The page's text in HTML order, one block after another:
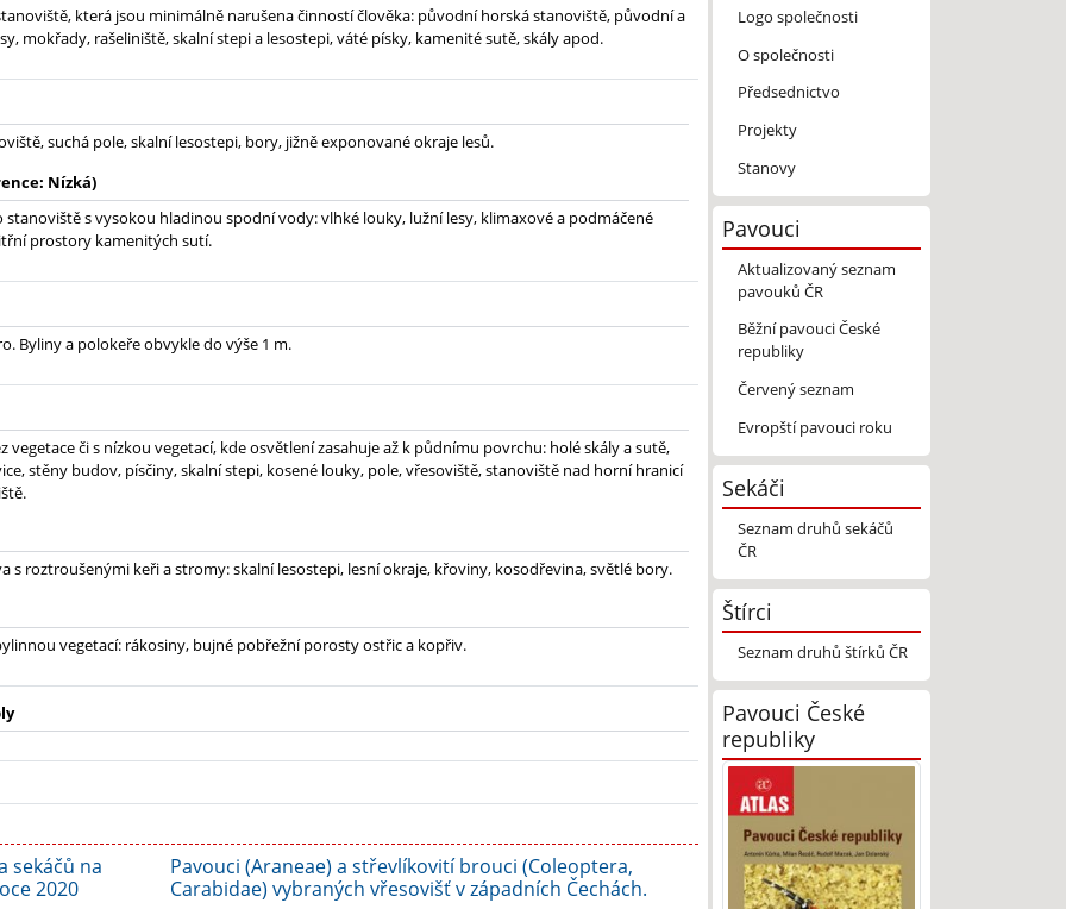
která jsou minimálně narušena činností člověka: původní horská stanoviště, původní a
mokřady, rašeliniště, skalní stepi a lesostepi, váté písky, kamenité sutě, skály apod.
suchá pole, skalní lesostepi, bory, jižně exponované okraje lesů.
Nízká)
stanoviště s vysokou hladinou spodní vody: vlhké louky, lužní lesy, klimaxové a podmáčené
prostory kamenitých sutí.
Byliny a polokeře obvykle do výše 1 m.
vegetace či s nízkou vegetací, kde osvětlení zasahuje až k půdnímu povrchu: holé skály a sutě,
stěny budov, písčiny, skalní stepi, kosené louky, pole, vřesoviště, stanoviště nad horní hranicí
s roztroušenými keři a stromy: skalní lesostepi, lesní okraje, křoviny, kosodřevina, světlé bory.
vegetací: rákosiny, bujné pobřežní porosty ostřic a kopřiv.
sekáčů na
2020
Pavouci (Araneae) a střevlíkovití brouci (Coleoptera,
Carabidae) vybraných vřesovišť v západních Čechách.
Logo společnosti
O společnosti
Předsednictvo
Projekty
Stanovy
Pavouci
Aktualizovaný seznam
pavouků ČR
Běžní pavouci České
republiky
Červený seznam
Evropští pavouci roku
Sekáči
Seznam druhů sekáčů
ČR
Štírci
Seznam druhů štírků ČR
Pavouci České
republiky